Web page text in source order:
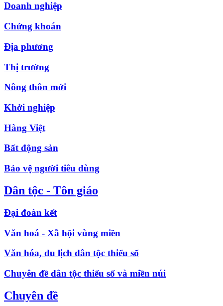
Doanh nghiệp
Chứng khoán
Địa phương
Thị trường
Nông thôn mới
Khởi nghiệp
Hàng Việt
Bất động sản
Bảo vệ người tiêu dùng
Dân tộc - Tôn giáo
Đại đoàn kết
Văn hoá - Xã hội vùng miền
Văn hóa, du lịch dân tộc thiểu số
Chuyên đề dân tộc thiểu số và miền núi
Chuyên đề